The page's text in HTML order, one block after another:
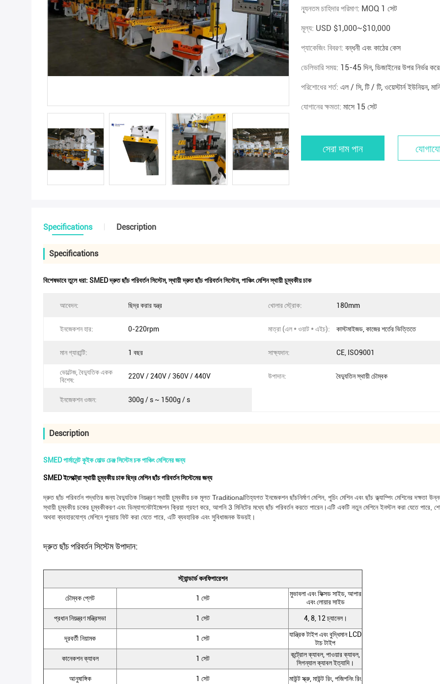
ন্যূনতম চাহিদার পরিমাণ: MOQ 1 সেট
মূল্য: USD $1,000~$10,000
প্যাকেজিং বিবরণ: বন্ধনী এবং কাঠের কেস
ডেলিভারি সময়: 15-45 দিন, ডিজাইনের উপর নির্ভর করে
পরিশোধের শর্ত: এল / সি, টি / টি, ওয়েস্টার্ন ইউনিয়ন,
যোগানের ক্ষমতা: মাসে 15 সেট
সেরা দাম পান
Specifications Description
Specifications
বিশেষভাবে তুলে ধরা: SMED দ্রুত ছাঁচ পরিবর্তন সিস্টেম,স্থায়ী দ্রুত ছাঁচ পরিবর্তন সিস্টেম,পাঞ্চিং মেশিন স্থায়ী চুম্বকীয় চাক
আবেদন: ছিদ্র করার যন্ত্র খোলার স্ট্রোক: 180mm
ইনজেকশন হার: 0-220rpm মাত্রা (এল * ওয়াট * এইচ): কাস্টমাইজড, কাজের শর্তের ভিত্তিতে
মান গ্যারান্টি: 1 বছর সাক্ষ্যদান: CE, ISO9001
ভোল্টেজ, বৈদ্যুতিক একক
বিশেষ:
220V / 240V / 360V / 440V উপাদান: বৈদ্যুতিন স্থায়ী চৌম্বক
ইনজেকশন ওজন: 300g / s ~ 1500g / s
Description
SMED পার্মানেন্ট কুইক মোল্ড চেঞ্জ সিস্টেম চক পাঞ্চিং মেশিনের জন্য
SMED ইলেক্ট্রো স্থায়ী চুম্বকীয় চাক ছিদ্র মেশিন ছাঁচ পরিবর্তন সিস্টেমের জন্য
দ্রুত ছাঁচ পরিবর্তন পদ্ধতির জন্য বৈদ্যুতিক নিয়ন্ত্রণ স্থায়ী চুম্বকীয় চক মূলত Traditionalতিহ্যগত ইনজেকশন ছাঁচনির্মাণ মেশিন, পুচিং মেশিন এবং ছাঁচ ক্ল্যাম্পিং মেশিনের দক্ষতা
স্থায়ী চুম্বকীয় চকের চুম্বকীকরণ এবং ডিম্যাগনেটাইজেশন ক্রিয়া গ্রহণ করে, আপনি 3 মিনিটের মধ্যে ছাঁচ পরিবর্তন করতে পারেন।এটি একটি নতুন মেশিনে ইনস্টল করা যেতে পারে, শেষ
অথবা ব্যবহারযোগ্য মেশিনে পুনরায় ফিট করা যেতে পারে, এটি ব্যবহারিক এবং সুবিধাজনক উভয়ই।
দ্রুত ছাঁচ পরিবর্তন সিস্টেম উপাদান:
স্ট্যান্ডার্ড কনফিগারেশন
চৌম্বক প্লেট 1 সেট
মুভাবলা এবং ফিক্সড সাইড, আপার
এবং লোয়ার সাইড
প্রধান নিয়ন্ত্রণ মন্ত্রিসভা 1 সেট 4, 8, 12 চ্যানেল।
দূরবর্তী নিয়ামক 1 সেট
যান্ত্রিক টাইপ এবং বুদ্ধিমান LCD
টাচ টাইপ
কানেকশন ক্যাবল
1 সেট
কন্ট্রোল ক্যাবল, পাওয়ার ক্যাবল,
সিগন্যাল ক্যাবল ইত্যাদি।
আনুষাঙ্গিক
1 সেট মাউন্ট স্ক্রু, মাউন্ট রিং, পজিশনিং রিং